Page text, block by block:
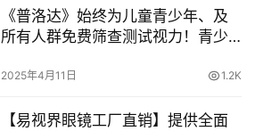
《普洛达》始终为儿童青少年、及
所有人群免费筛查测试视力！青少
2025年4月11日 1.2K
【易视界眼镜工厂直销】提供全面